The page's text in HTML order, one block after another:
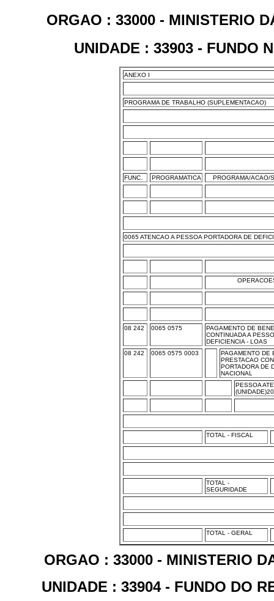
ORGAO : 33000 - MINISTERIO
UNIDADE : 33903 - FUNDO
ANEXO I
PROGRAMA DE TRABALHO (SUPLEMENTACAO)
FUNC. PROGRAMATICA PROGRAMA/ACAO/
0065 ATENCAO A PESSOA PORTADORA DE
08 242 0065 0575
PAGAMENTO DE
CONTINUADA A
DEFICIENCIA - LOAS
08 242
0065 0575 0003
PAGAMENTO DE
PRESTACAO
PORTADORA DE
NACIONAL
PESSOA
TOTAL - FISCAL
TOTAL -
SEGURIDADE
TOTAL - GERAL
ORGAO : 33000 - MINISTERIO
UNIDADE : 33904 - FUNDO DO